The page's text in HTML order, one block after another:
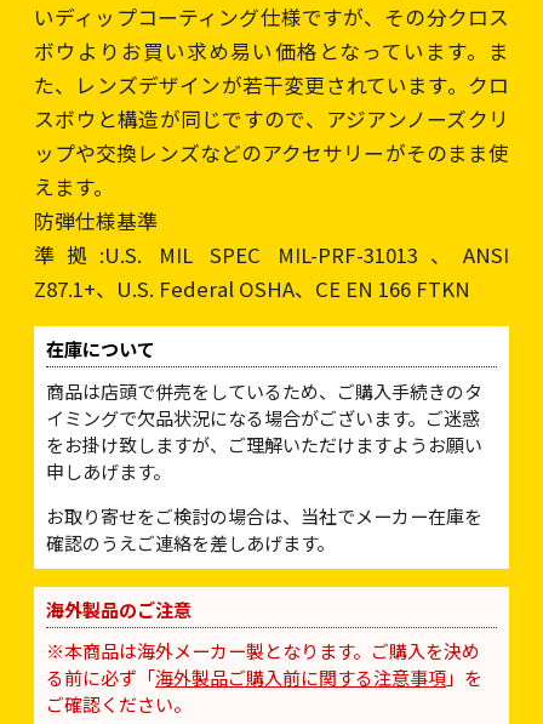
いディップコーティング仕様ですが、その分クロス
ボウよりお買い求め易い価格となっています。ま
た、レンズデザインが若干変更されています。クロ
スボウと構造が同じですので、アジアンノーズクリ
ップや交換レンズなどのアクセサリーがそのまま使
えます。
防弾仕様基準
準拠:U.S. MIL SPEC MIL-PRF-31013、ANSI
Z87.1+、U.S. Federal OSHA、CE EN 166 FTKN
在庫について
商品は店頭で併売をしているため、ご購入手続きのタ
イミングで欠品状況になる場合がございます。ご迷惑
をお掛け致しますが、ご理解いただけますようお願い
申しあげます。
お取り寄せをご検討の場合は、当社でメーカー在庫を
確認のうえご連絡を差しあげます。
海外製品のご注意
※本商品は海外メーカー製となります。ご購入を決め
る前に必ず「海外製品ご購入前に関する注意事項」を
ご確認ください。